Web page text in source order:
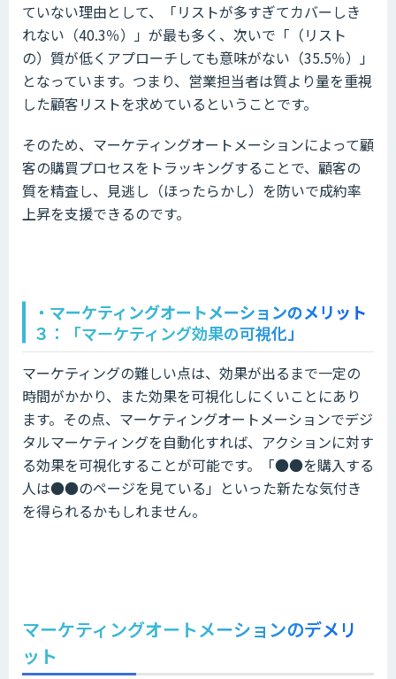
ていない理由として、「リストが多すぎてカバーしき
れない（40.3％）」が最も多く、次いで「（リスト
の）質が低くアプローチしても意味がない（35.5％）」
となっています。つまり、営業担当者は質より量を重視
した顧客リストを求めているということです。
そのため、マーケティングオートメーションによって顧
客の購買プロセスをトラッキングすることで、顧客の
質を精査し、見逃し（ほったらかし）を防いで成約率
上昇を支援できるのです。
・ マーケティングオートメーションのメリット
３ ：「マーケティング効果の可視化」
マーケティングの難しい点は、効果が出るまで一定の
時間がかかり、また効果を可視化しにくいことにあり
ます。その点、マーケティングオートメーションでデジ
タルマーケティングを自動化すれば、アクションに対す
る効果を可視化することが可能です。「●●を購入する
人は●●のページを見ている」といった新たな気付き
を得られるかもしれません。
マーケティングオートメーションのデメリ
ット